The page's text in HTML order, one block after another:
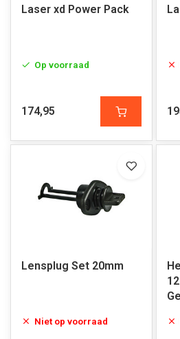
Laser xd Power Pack
Op voorraad
174,95
Lensplug Set 20mm
Niet op voorraad